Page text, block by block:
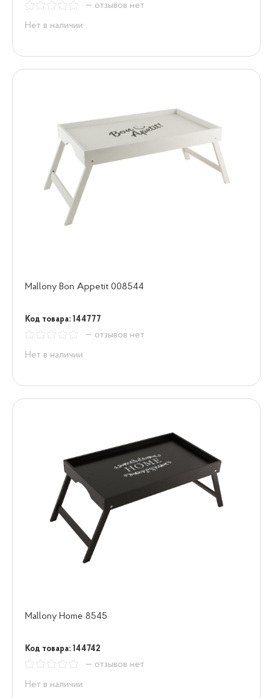
— отзывов нет
Нет в наличии
Mallony Bon Appetit 008544
Код товара: 144777
— отзывов нет
Нет в наличии
Mallony Home 8545
Код товара: 144742
— отзывов нет
Нет в наличии